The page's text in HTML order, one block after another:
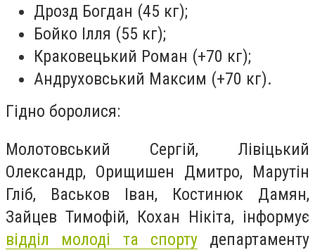
Дрозд Богдан (45 кг);
Бойко Ілля (55 кг);
Краковецький Роман (+70 кг);
Андруховський Максим (+70 кг).
Гідно боролися:
Молотовський Сергій, Лівіцький
Олександр, Орищишен Дмитро, Марутін
Гліб, Васьков Іван, Костинюк Дамян,
Зайцев Тимофій, Кохан Нікіта, інформує
відділ молоді та спортудепартаменту